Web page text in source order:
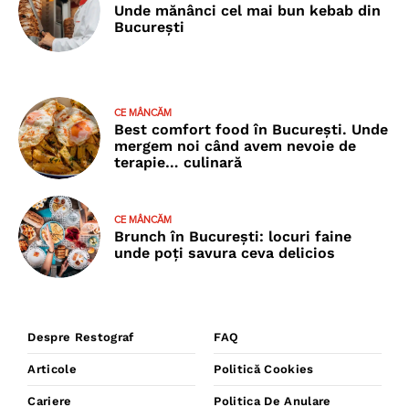
Unde mănânci cel mai bun kebab din
București
CE MÂNCĂM
Best comfort food în București. Unde
mergem noi când avem nevoie de
terapie… culinară
CE MÂNCĂM
Brunch în București: locuri faine
unde poţi savura ceva delicios
Despre Restograf
Articole
Cariere
FAQ
Politică Cookies
Politica De Anulare